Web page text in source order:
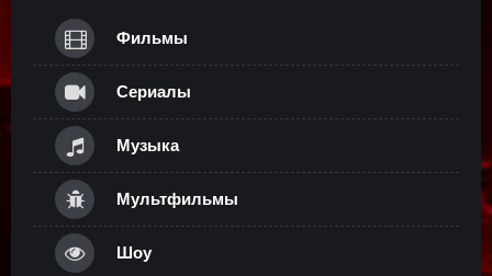
Фильмы
Сериалы
Музыка
Мультфильмы
Шоу